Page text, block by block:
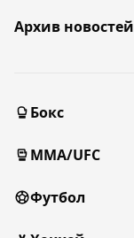
Архив новостей
Бокс
MMA/UFC
Футбол